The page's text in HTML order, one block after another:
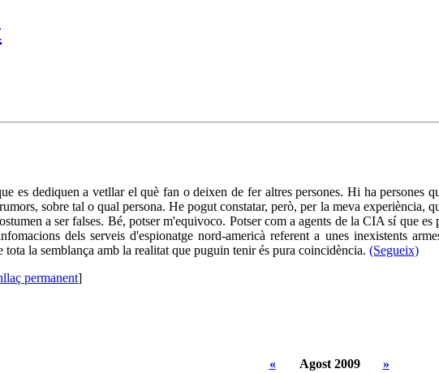
es dediquen a vetllar el què fan o deixen de fer altres persones. Hi ha
sobre tal o qual persona. He pogut constatar, però, per la meva experiència,
a ser falses. Bé, potser m'equivoco. Potser com a agents de la CIA sí que
dels serveis d'espionatge nord-americà referent a unes inexistents
tota la semblança amb la realitat que puguin tenir és pura coincidència. (Segueix)
permanent]
« Agost 2009
»